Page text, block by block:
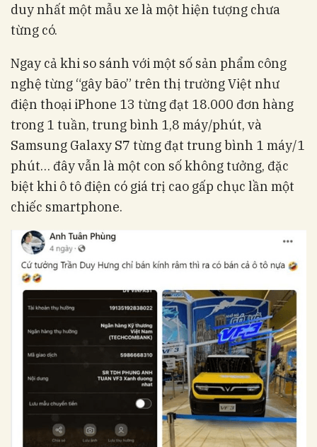
duy nhất một mẫu xe là một hiện tượng chưa
từng có.
Ngay cả khi so sánh với một số sản phẩm công
nghệ từng “gây bão” trên thị trường Việt như
điện thoại iPhone 13 từng đạt 18.000 đơn hàng
trong 1 tuần, trung bình 1,8 máy/phút, và
Samsung Galaxy S7 từng đạt trung bình 1 máy/1
phút… đây vẫn là một con số không tưởng, đặc
biệt khi ô tô điện có giá trị cao gấp chục lần một
chiếc smartphone.